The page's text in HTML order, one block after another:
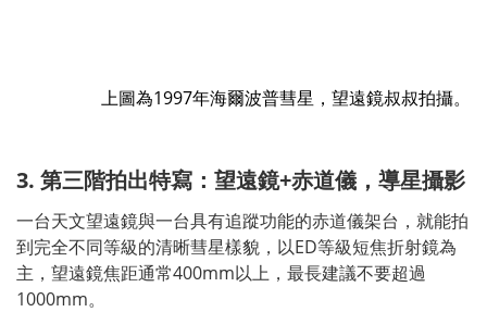
上圖為1997年海爾波普彗星，望遠鏡叔叔拍攝。
3. 第三階拍出特寫：望遠鏡+赤道儀，導星攝影
一台天文望遠鏡與一台具有追蹤功能的赤道儀架台，就能拍
到完全不同等級的清晰彗星樣貌，以ED等級短焦折射鏡為
主，望遠鏡焦距通常400mm以上，最長建議不要超過
1000mm。